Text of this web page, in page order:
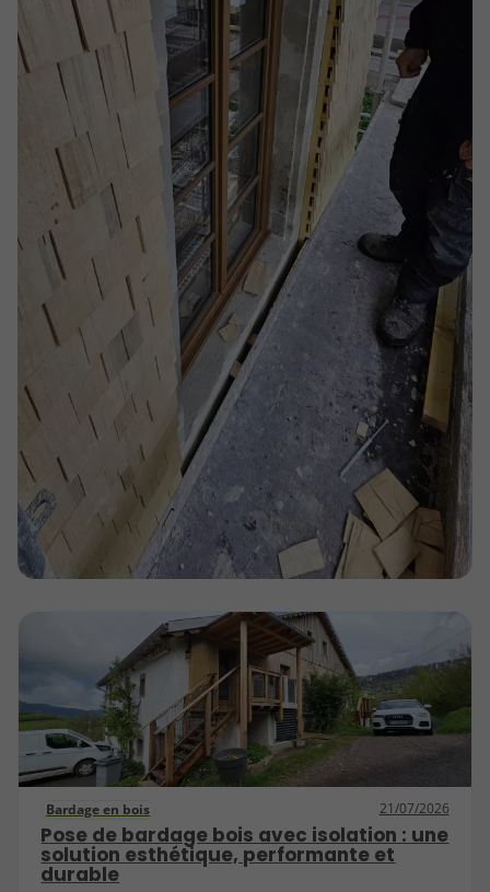
Bardage en bois 21/07/2026
Pose de bardage bois avec isolation : une
solution esthétique, performante et
durable